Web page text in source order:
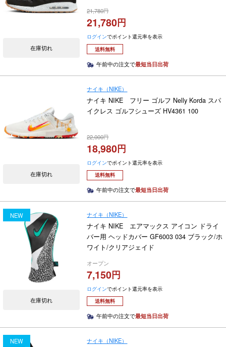
在庫切れ
21,780
21,780
ログインでポイント還元率を表示
送料無料
午前中の注文で最短当日出荷
在庫切れ
ナイキ（NIKE）
ナイキ NIKE フリー ゴルフ Nelly Korda スパ
イクレス ゴルフシューズ HV4361 100
22,000
18,980
ログインでポイント還元率を表示
送料無料
午前中の注文で最短当日出荷
NEW
在庫切れ
ナイキ（NIKE）
ナイキ NIKE エアマックス アイコン ドライ
バー用 ヘッドカバー GF6003 034 ブラック/ホ
ワイト/クリアジェイド
オープン
7,150
ログインでポイント還元率を表示
送料無料
午前中の注文で最短当日出荷
NEW ナイキ（NIKE）